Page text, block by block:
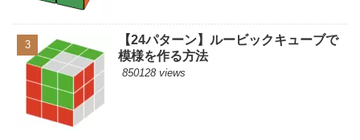
【24パターン】ルービックキューブで
模様を作る方法
850128 views